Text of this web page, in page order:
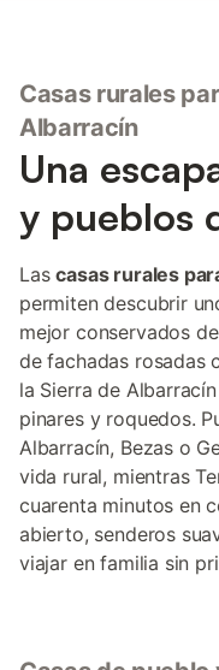
Casas rurales
Albarracín
Una
y pueblos
Lascasas rurales
permiten descubrir
mejor conservados
de fachadas rosadas
la Sierra de
pinares y roquedos.
Albarracín, Bezas o
vida rural, mientras
cuarenta minutos en
abierto, senderos
viajar en familia sin